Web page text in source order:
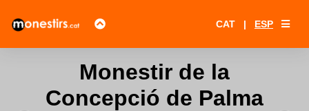
CAT | ESP
Monestir de la
Concepció de Palma